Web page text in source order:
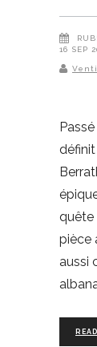
16 SEP
quête
pièce
aussi